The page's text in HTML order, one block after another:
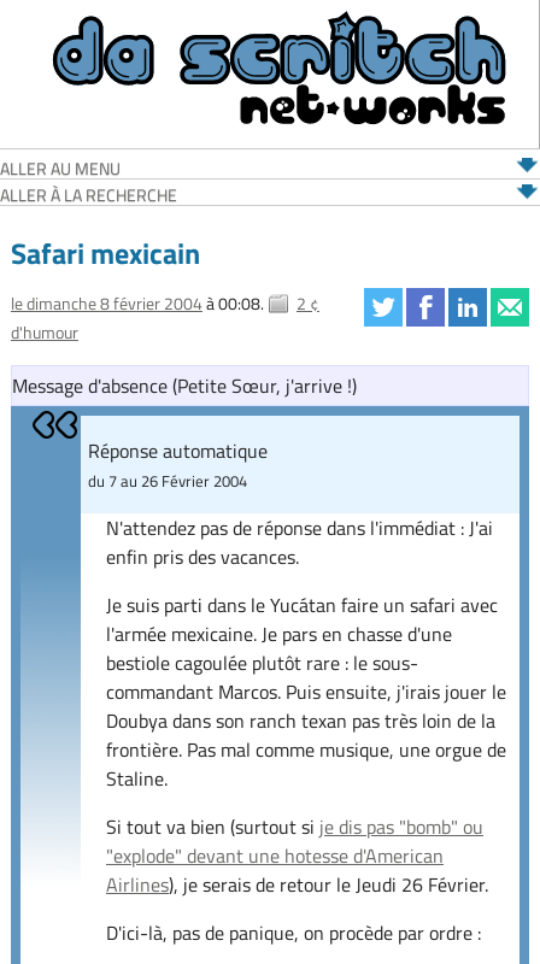
ALLER AU MENU
ALLER À LA RECHERCHE
Safari mexicain
le dimanche 8 février 2004à 00:08.
2 ¢
d'humour
Message d'absence (Petite Sœur, j'arrive !)
Réponse automatique
du 7 au 26 Février 2004
N'attendez pas de réponse dans l'immédiat : J'ai
enfin pris des vacances.
Je suis parti dans le Yucátan faire un safari avec
l'armée mexicaine. Je pars en chasse d'une
bestiole cagoulée plutôt rare : le sous-
commandant Marcos. Puis ensuite, j'irais jouer le
Doubya dans son ranch texan pas très loin de la
frontière. Pas mal comme musique, une orgue de
Staline.
Si tout va bien (surtout si je dis pas "bomb" ou
"explode" devant une hotesse d'American
Airlines), je serais de retour le Jeudi 26 Février.
D'ici-là, pas de panique, on procède par ordre :